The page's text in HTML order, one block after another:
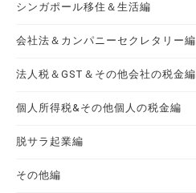
シンガポール移住＆生活編
会社法＆カンパニーセクレタリー編
法人税＆GST＆その他会社の税金編
個人所得税&その他個人の税金編
脱サラ起業編
その他編